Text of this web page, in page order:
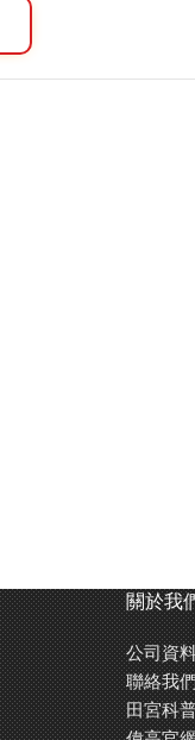
關於我
公司資
聯絡我們
田宮科